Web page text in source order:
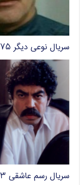
سریال نوعی دیگر ۱۳۷۵
سریال رسم عاشقی ۱۳۸۳